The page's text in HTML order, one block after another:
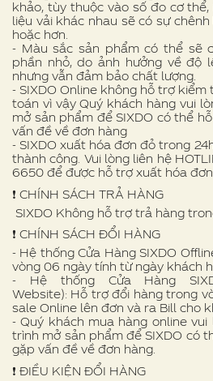
khảo, tùy thuộc vào số đo cơ
liệu vải khác nhau sẽ có sự
hoặc hơn.
- Màu sắc sản phẩm có thể sẽ
phần nhỏ, do ảnh hưởng về độ
nhưng vẫn đảm bảo chất lượng.
- SIXDO Online không hỗ trợ
toán vì vậy Quý khách hàng vui
mở sản phẩm để SIXDO có thể
vấn đề về đơn hàng
- SIXDO xuất hóa đơn đỏ trong
thành công. Vui lòng liên hệ
6650 để được hỗ trợ xuất hóa đơn
❗️ CHÍNH SÁCH TRẢ HÀNG
SIXDO Không hỗ trợ trả hàng
❗️ CHÍNH SÁCH ĐỔI HÀNG
- Hệ thống Cửa Hàng SIXDO
vòng 06 ngày tính từ ngày khách
- Hệ thống Cửa Hàng
Website): Hỗ trợ đổi hàng trong
sale Online lên đơn và ra Bill cho
- Quý khách mua hàng online
trình mở sản phẩm để SIXDO có
gặp vấn đề về đơn hàng.
❗ ️ĐIỀU KIỆN ĐỔI HÀNG